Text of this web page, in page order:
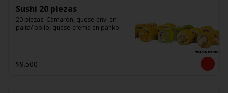
Sushi 20 piezas
20 piezas. Camarón, queso env. en
palta/ pollo, queso crema en panko.
$9.500